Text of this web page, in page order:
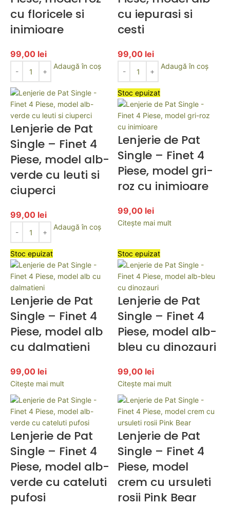
cu floricele si
inimioare
99,00 lei
Adaugă în coș
cu iepurasi si
cesti
99,00 lei
Adaugă în coș
Lenjerie de Pat
Single – Finet 4
Piese, model alb-
verde cu leuti si
ciuperci
99,00 lei
Adaugă în coș
Stoc epuizat
Lenjerie de Pat
Single – Finet 4
Piese, model gri-
roz cu inimioare
99,00 lei
Citește mai mult
Stoc epuizat
Lenjerie de Pat
Single – Finet 4
Piese, model alb
cu dalmatieni
99,00 lei
Citește mai mult
Stoc epuizat
Lenjerie de Pat
Single – Finet 4
Piese, model alb-
bleu cu dinozauri
99,00 lei
Citește mai mult
Lenjerie de Pat
Single – Finet 4
Piese, model alb-
verde cu cateluti
pufosi
Lenjerie de Pat
Single – Finet 4
Piese, model
crem cu ursuleti
rosii Pink Bear